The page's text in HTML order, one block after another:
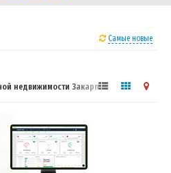
Самые новые
недвижимости Закарпатская